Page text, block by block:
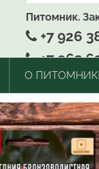
Питомник.
+7 926
+7 963
О